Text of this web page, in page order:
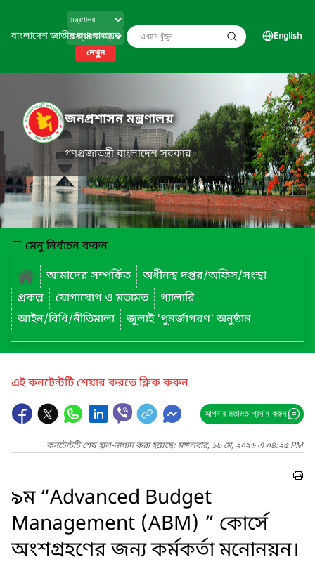
বাংলাদেশ জাতীয় তথ্য বাতায়ন
দেখুন
English
জনপ্রশাসন মন্ত্রণালয়
গণপ্রজাতন্ত্রী বাংলাদেশ সরকার
মেনু নির্বাচন করুন
আমাদের সম্পর্কিত
অধীনস্থ দপ্তর/অফিস/সংস্থা
প্রকল্প
যোগাযোগ ও মতামত
গ্যালারি
আইন/বিধি/নীতিমালা
জুলাই 'পুনর্জাগরণ' অনুষ্ঠান
এই কনটেন্টটি শেয়ার করতে ক্লিক করুন
আপনার মতামত প্রদান করুন
কনটেন্টটি শেষ হাল-নাগাদ করা হয়েছে: মঙ্গলবার, ১৯ মে, ২০২৬ এ ০৪:২৫ PM
৯ম “Advanced Budget
Management (ABM) ” কোর্সে
অংশগ্রহণের জন্য কর্মকর্তা মনোনয়ন।